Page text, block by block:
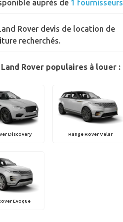
auprès de 1 fournisseurs
Rover devis de location de
recherchés.
Rover populaires à louer :
Discovery Range Rover Velar
Evoque